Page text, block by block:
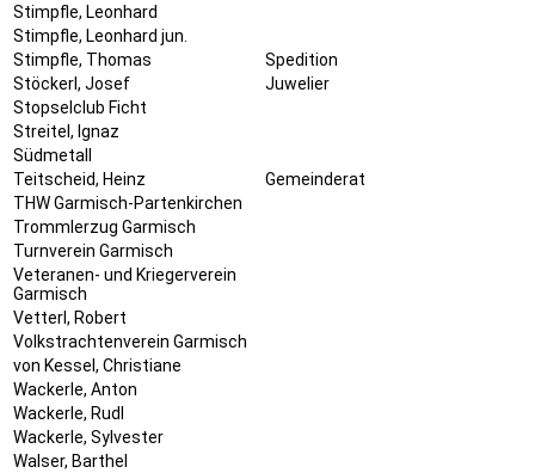
Stimpfle, Leonhard
Stimpfle, Leonhard jun.
Stimpfle, Thomas
Spedition
Stöckerl, Josef
Juwelier
Stopselclub Ficht
Streitel, Ignaz
Südmetall
Teitscheid, Heinz
Gemeinderat
THW Garmisch-Partenkirchen
Trommlerzug Garmisch
Turnverein Garmisch
Veteranen- und Kriegerverein
Garmisch
Vetterl, Robert
Volkstrachtenverein Garmisch
von Kessel, Christiane
Wackerle, Anton
Wackerle, Rudl
Wackerle, Sylvester
Walser, Barthel